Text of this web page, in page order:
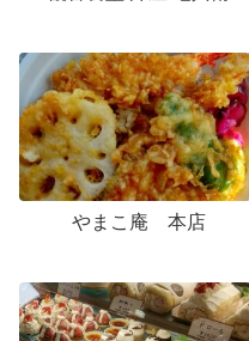
やまこ庵 本店